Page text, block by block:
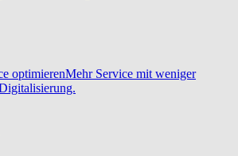
optimierenMehr Service mit weniger